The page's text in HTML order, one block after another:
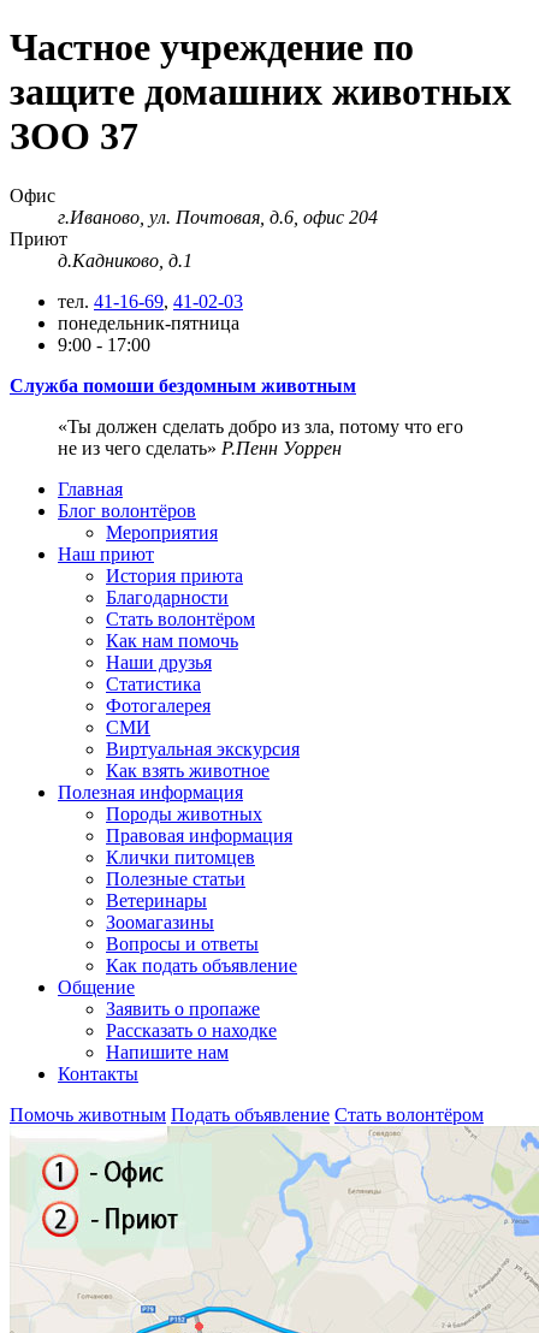
Частное учреждение по
защите домашних животных
ЗОО 37
Офис
г.Иваново, ул. Почтовая, д.6, офис 204
Приют
д.Кадниково, д.1
тел. 41-16-69, 41-02-03
понедельник-пятница
9:00 - 17:00
Служба помоши бездомным животным
Ты должен сделать добро из зла, потому что его
не из чего сделать
Р.Пенн Уоррен
Главная
Блог волонтёров
Мероприятия
Наш приют
История приюта
Благодарности
Cтать волонтёром
Как нам помочь
Наши друзья
Статистика
Фотогалерея
СМИ
Виртуальная экскурсия
Как взять животное
Полезная информация
Породы животных
Правовая информация
Клички питомцев
Полезные статьи
Ветеринары
Зоомагазины
Вопросы и ответы
Как подать объявление
Общение
Заявить о пропаже
Рассказать о находке
Напишите нам
Контакты
Помочь животным Подать объявление Стать волонтёром